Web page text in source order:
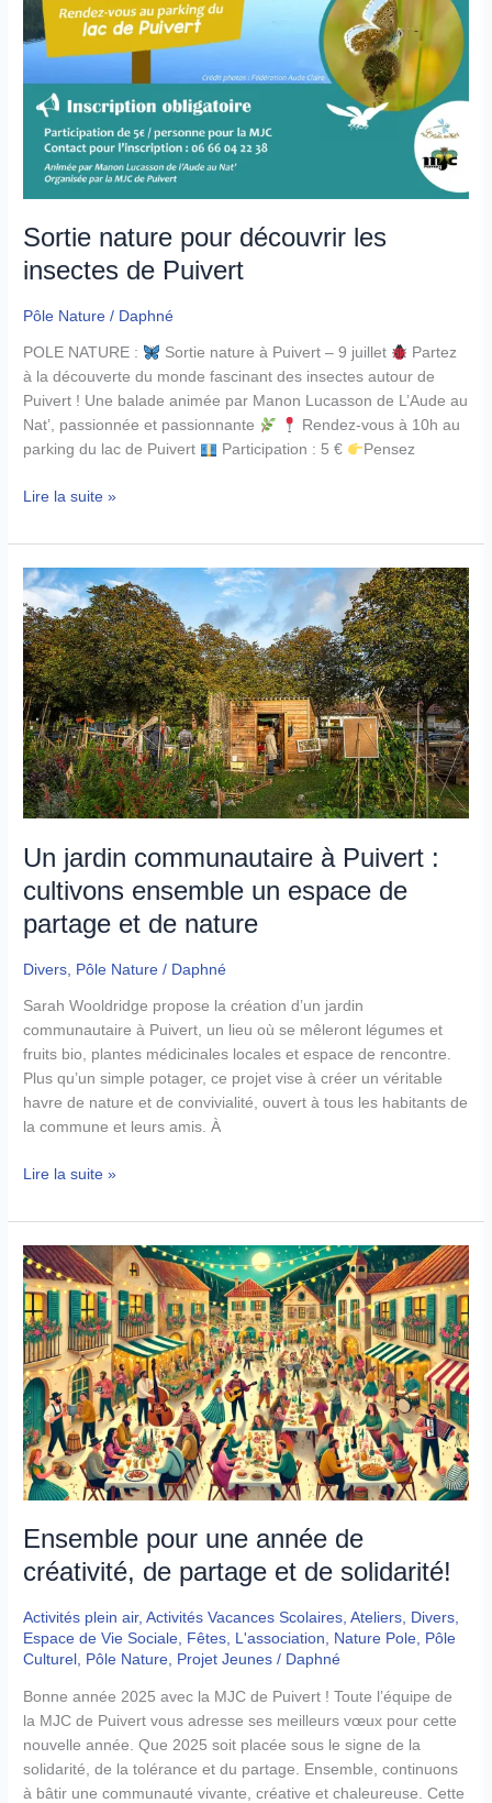
Sortie nature pour découvrir les
insectes de Puivert
Pôle Nature / Daphné
POLE NATURE : Sortie nature à Puivert – 9 juillet
Partez
à la découverte du monde fascinant des insectes autour de
Puivert ! Une balade animée par Manon Lucasson de L’Aude au
Nat’, passionnée et passionnante
Rendez-vous à 10h au
parking du lac de Puivert
Participation : 5 € Pensez
Sortie
pour
découvrir
les
insectes
de
Puivert
Lire la suite »
Un jardin communautaire à Puivert :
cultivons ensemble un espace de
partage et de nature
Divers Pôle Nature / Daphné
Sarah Wooldridge propose la création d’un jardin
communautaire à Puivert, un lieu où se mêleront légumes et
fruits bio, plantes médicinales locales et espace de rencontre.
Plus qu’un simple potager, ce projet vise à créer un véritable
havre de nature et de convivialité, ouvert à tous les habitants de
la commune et leurs amis. À
Un
communautaire
à
Puivert
:
cultivons
ensemble
un
espace
de
partage
et
de
Lire la suite »
Ensemble pour une année de
créativité, de partage et de solidarité!
Activités plein air,Activités Vacances Scolaires ,Ateliers Divers
Espace de Vie Sociale
Fêtes L'association Nature Pole
Pôle
Culturel
Pôle Nature Projet Jeunes / Daphné
Bonne année 2025 avec la MJC de Puivert ! Toute l’équipe de
la MJC de Puivert vous adresse ses meilleurs vœux pour cette
nouvelle année. Que 2025 soit placée sous le signe de la
solidarité, de la tolérance et du partage. Ensemble, continuons
à bâtir une communauté vivante, créative et chaleureuse. Cette